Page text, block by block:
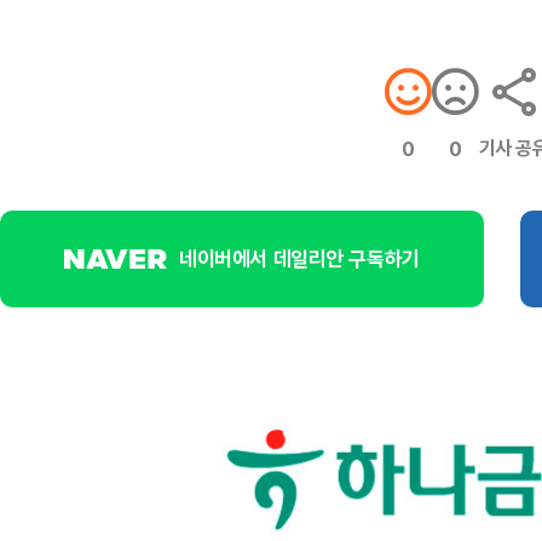
0 0 기사 공
네이버에서 데일리안 구독하기